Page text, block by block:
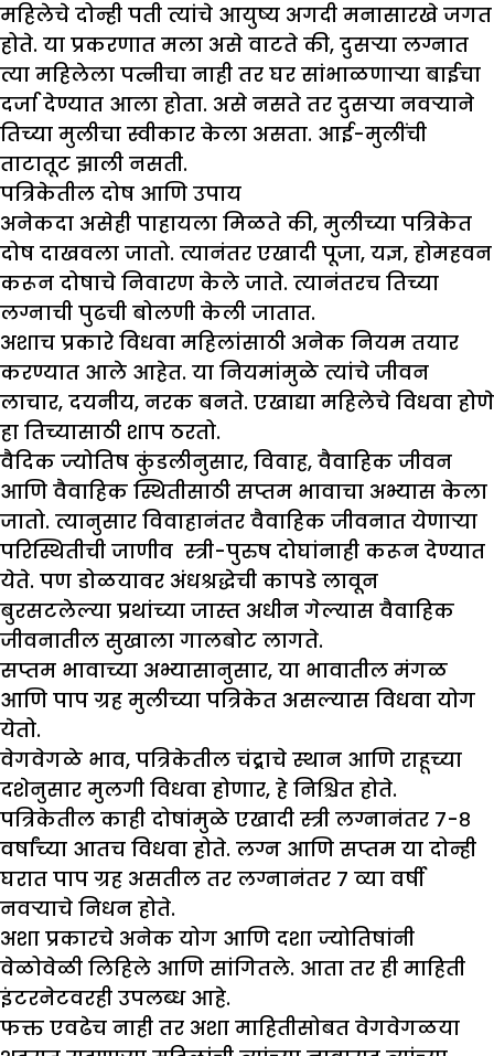
महिलेचे दोन्ही पती त्यांचे आयुष्य अगदी मनासारखे जगत
होते. या प्रकरणात मला असे वाटते की, दुसऱ्या लग्नात
त्या महिलेला पत्नीचा नाही तर घर सांभाळणाऱ्या बाईचा
दर्जा देण्यात आला होता. असे नसते तर दुसऱ्या नवऱ्याने
तिच्या मुलीचा स्वीकार केला असता. आई-मुलींची
ताटातूट झाली नसती.
पत्रिकेतील दोष आणि उपाय
अनेकदा असेही पाहायला मिळते की, मुलीच्या पत्रिकेत
दोष दाखवला जातो. त्यानंतर एखादी पूजा, यज्ञ, होमहवन
करून दोषाचे निवारण केले जाते. त्यानंतरच तिच्या
लग्नाची पुढची बोलणी केली जातात.
अशाच प्रकारे विधवा महिलांसाठी अनेक नियम तयार
करण्यात आले आहेत. या नियमांमुळे त्यांचे जीवन
लाचार, दयनीय, नरक बनते. एखाद्या महिलेचे विधवा होणे
हा तिच्यासाठी शाप ठरतो.
वैदिक ज्योतिष कुंडलीनुसार, विवाह, वैवाहिक जीवन
आणि वैवाहिक स्थितीसाठी सप्तम भावाचा अभ्यास केला
जातो. त्यानुसार विवाहानंतर वैवाहिक जीवनात येणाऱ्या
परिस्थितीची जाणीव स्त्री-पुरुष दोघांनाही करून देण्यात
येते. पण डोळयावर अंधश्रद्धेची कापडे लावून
बुरसटलेल्या प्रथांच्या जास्त अधीन गेल्यास वैवाहिक
जीवनातील सुखाला गालबोट लागते.
सप्तम भावाच्या अभ्यासानुसार, या भावातील मंगळ
आणि पाप ग्रह मुलीच्या पत्रिकेत असल्यास विधवा योग
येतो.
वेगवेगळे भाव, पत्रिकेतील चंद्र्राचे स्थान आणि राहूच्या
दशेनुसार मुलगी विधवा होणार, हे निश्चित होते.
पत्रिकेतील काही दोषांमुळे एखादी स्त्री लग्नानंतर ७-८
वर्षांच्या आतच विधवा होते. लग्न आणि सप्तम या दोन्ही
घरात पाप ग्रह असतील तर लग्नानंतर ७ व्या वर्षी
नवऱ्याचे निधन होते.
अशा प्रकारचे अनेक योग आणि दशा ज्योतिषांनी
वेळोवेळी लिहिले आणि सांगितले. आता तर ही माहिती
इंटरनेटवरही उपलब्ध आहे.
फक्त एवढेच नाही तर अशा माहितीसोबत वेगवेगळया